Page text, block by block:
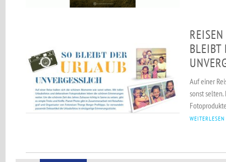
BLEIBT
Auf einer
sonst
WEITERLESEN